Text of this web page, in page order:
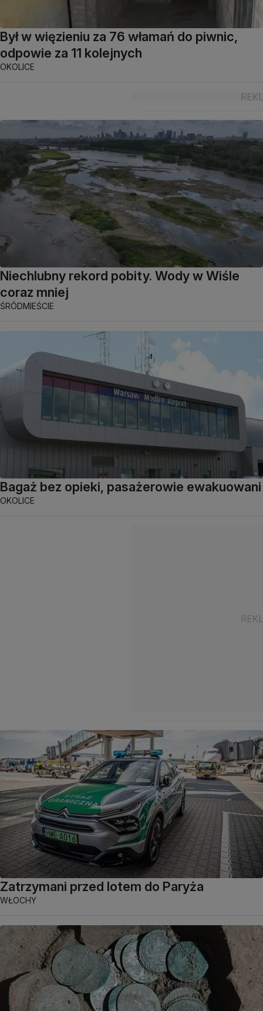
Był w więzieniu za 76 włamań do piwnic,
odpowie za 11 kolejnych
OKOLICE
Niechlubny rekord pobity. Wody w Wiśle
coraz mniej
ŚRÓDMIEŚCIE
Bagaż bez opieki, pasażerowie ewakuowani
OKOLICE
Zatrzymani przed lotem do Paryża
WŁOCHY